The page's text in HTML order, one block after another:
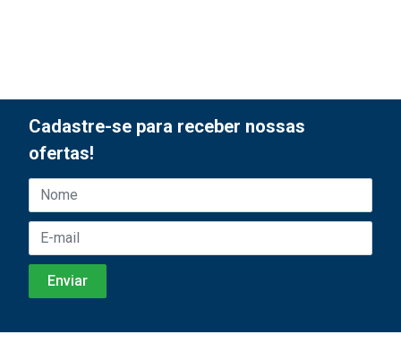
Cadastre-se para receber nossas
ofertas!